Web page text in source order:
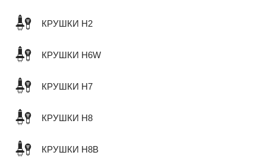
КРУШКИ H2
КРУШКИ H6W
КРУШКИ H7
КРУШКИ H8
КРУШКИ H8B